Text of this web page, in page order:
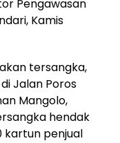
Pengawasan
Kamis
tersangka,
Jalan Poros
Mangolo,
hendak
kartun penjual